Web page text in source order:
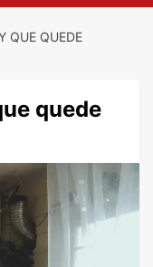
QUE QUEDE
quede